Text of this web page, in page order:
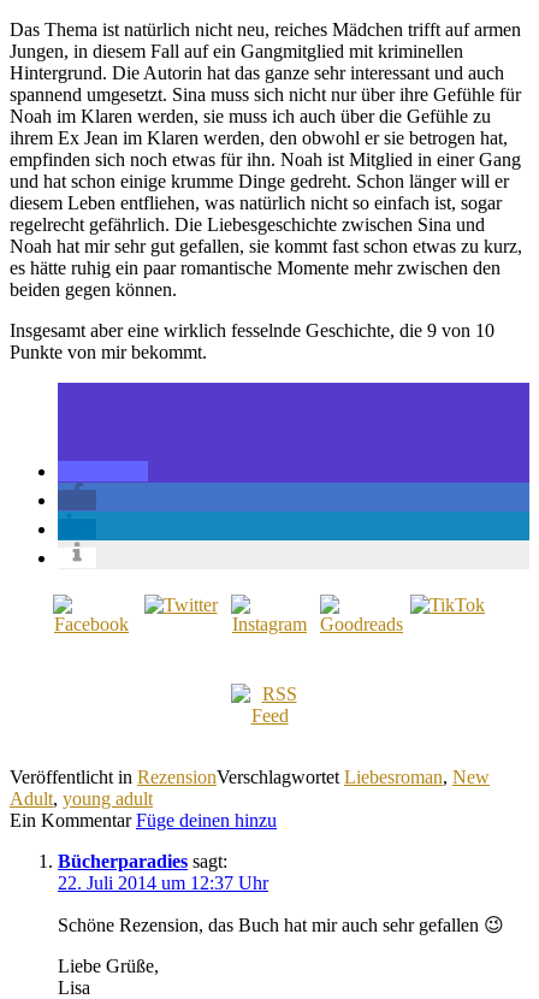
Das Thema ist natürlich nicht neu, reiches Mädchen trifft auf armen
Jungen, in diesem Fall auf ein Gangmitglied mit kriminellen
Hintergrund. Die Autorin hat das ganze sehr interessant und auch
spannend umgesetzt. Sina muss sich nicht nur über ihre Gefühle für
Noah im Klaren werden, sie muss ich auch über die Gefühle zu
ihrem Ex Jean im Klaren werden, den obwohl er sie betrogen hat,
empfinden sich noch etwas für ihn. Noah ist Mitglied in einer Gang
und hat schon einige krumme Dinge gedreht. Schon länger will er
diesem Leben entfliehen, was natürlich nicht so einfach ist, sogar
regelrecht gefährlich. Die Liebesgeschichte zwischen Sina und
Noah hat mir sehr gut gefallen, sie kommt fast schon etwas zu kurz,
es hätte ruhig ein paar romantische Momente mehr zwischen den
beiden gegen können.
Insgesamt aber eine wirklich fesselnde Geschichte, die 9 von 10
Punkte von mir bekommt.
Veröffentlicht in RezensionVerschlagwortet Liebesroman, New
Adult, young adult
Ein KommentarFüge deinen hinzu
Bücherparadies sagt:
22. Juli 2014 um 12:37 Uhr
Schöne Rezension, das Buch hat mir auch sehr gefallen 😉
Liebe Grüße,
Lisa